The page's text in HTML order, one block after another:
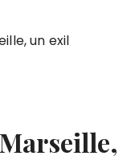
un exil